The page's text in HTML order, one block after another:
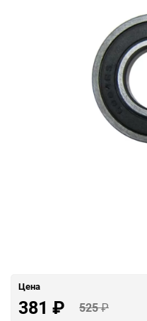
Цена
381 ₽ 525₽